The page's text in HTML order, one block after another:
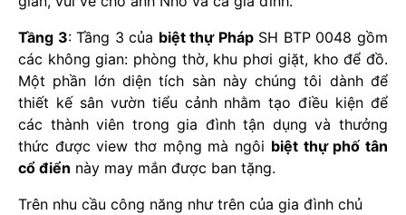
Tầng 3: Tầng 3 của biệt thự PhápSH BTP 0048 gồm
các không gian: phòng thờ, khu phơi giặt, kho để đồ.
Một phần lớn diện tích sàn này chúng tôi dành để
thiết kế sân vườn tiểu cảnh nhằm tạo điều kiện để
các thành viên trong gia đình tận dụng và thưởng
thức được view thơ mộng mà ngôi biệt thự phố tân
cổ điển này may mắn được ban tặng.
Trên nhu cầu công năng như trên của gia đình chủ